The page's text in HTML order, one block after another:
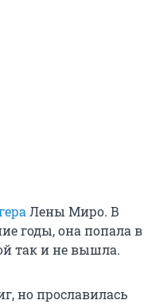
Лены Миро. В
годы, она попала в
так и не вышла.
но прославилась